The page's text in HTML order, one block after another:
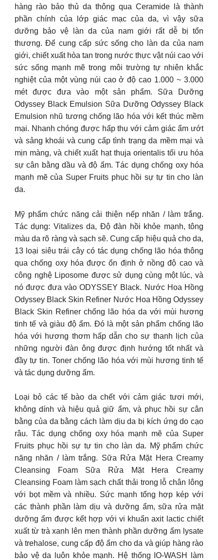
hàng rào bảo thủ da thông qua Ceramide là thành
phần chính của lớp giác mạc của da, vì vậy sữa
dưỡng bảo vệ làn da của nam giới rất dễ bị tổn
thương. Để cung cấp sức sống cho làn da của nam
giới, chiết xuất hòa tan trong nước thực vật núi cao với
sức sống mạnh mẽ trong môi trường tự nhiên khắc
nghiệt của một vùng núi cao ở độ cao 1.000 ~ 3.000
mét được đưa vào một sản phẩm. Sữa Dưỡng
Odyssey Black Emulsion Sữa Dưỡng Odyssey Black
Emulsion nhũ tương chống lão hóa với kết thúc mềm
mại. Nhanh chóng được hấp thụ với cảm giác ẩm ướt
và sảng khoái và cung cấp tình trạng da mềm mại và
mịn màng, và chiết xuất hạt thuja orientalis tối ưu hóa
sự cân bằng dầu và độ ẩm. Tác dụng chống oxy hóa
mạnh mẽ của Super Fruits phục hồi sự tự tin cho làn
da.
Mỹ phẩm chức năng cải thiện nếp nhăn / làm trắng.
Tác dụng: Vitalizes da, Độ đàn hồi khỏe mạnh, tông
màu da rõ ràng và sạch sẽ. Cung cấp hiệu quả cho da,
13 loại siêu trái cây có tác dụng chống lão hóa thông
qua chống oxy hóa được ổn định ở nồng độ cao và
công nghệ Liposome được sử dụng cùng một lúc, và
nó được đưa vào ODYSSEY Black. Nước Hoa Hồng
Odyssey Black Skin Refiner Nước Hoa Hồng Odyssey
Black Skin Refiner chống lão hóa da với mùi hương
tinh tế và giàu độ ẩm. Đó là một sản phẩm chống lão
hóa với hương thơm hấp dẫn cho sự thanh lịch của
những người đàn ông được định hướng tốt nhất và
đầy tự tin. Toner chống lão hóa với mùi hương tinh tế
và tác dụng dưỡng ẩm.
Loại bỏ các tế bào da chết với cảm giác tươi mới,
không dính và hiệu quả giữ ẩm, và phục hồi sự cân
bằng của da bằng cách làm dịu da bị kích ứng do cạo
râu. Tác dụng chống oxy hóa mạnh mẽ của Super
Fruits phục hồi sự tự tin cho làn da. Mỹ phẩm chức
năng nhăn / làm trắng. Sữa Rửa Mặt Hera Creamy
Cleansing Foam Sữa Rửa Mặt Hera Creamy
Cleansing Foam làm sạch chất thải trong lỗ chân lông
với bọt mềm và nhiều. Sức mạnh tổng hợp kép với
các thành phần làm dịu và dưỡng ẩm, sữa rửa mặt
dưỡng ẩm được kết hợp với vi khuẩn axit lactic chiết
xuất từ ​​trà xanh lên men thành phần dưỡng ẩm lysate
và trehalose, cung cấp độ ẩm cho da và giúp hàng rào
bảo vệ da luôn khỏe mạnh. Hệ thống IO-WASH làm